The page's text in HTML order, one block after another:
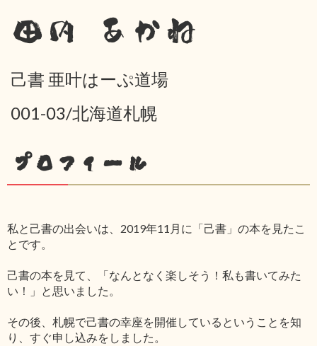
田内 あかね
己書 亜叶はーぷ道場
001-03/北海道札幌
プロフィール
私と己書の出会いは、2019年11月に「己書」の本を見たこ
とです。
己書の本を見て、「なんとなく楽しそう！私も書いてみた
い！」と思いました。
その後、札幌で己書の幸座を開催しているということを知
り、すぐ申し込みをしました。